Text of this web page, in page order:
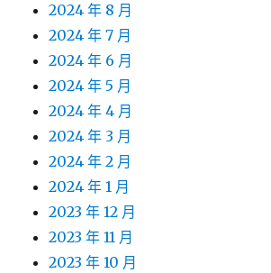
2024 年 8 月
2024 年 7 月
2024 年 6 月
2024 年 5 月
2024 年 4 月
2024 年 3 月
2024 年 2 月
2024 年 1 月
2023 年 12 月
2023 年 11 月
2023 年 10 月